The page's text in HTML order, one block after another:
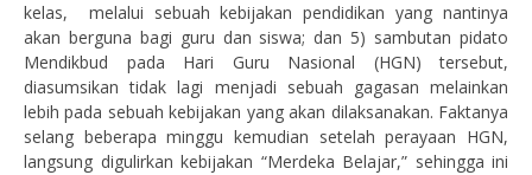
kelas, melalui sebuah kebijakan pendidikan yang nantinya
akan berguna bagi guru dan siswa; dan 5) sambutan pidato
Mendikbud pada Hari Guru Nasional (HGN) tersebut,
diasumsikan tidak lagi menjadi sebuah gagasan melainkan
lebih pada sebuah kebijakan yang akan dilaksanakan. Faktanya
selang beberapa minggu kemudian setelah perayaan HGN,
langsung digulirkan kebijakan “Merdeka Belajar,” sehingga ini